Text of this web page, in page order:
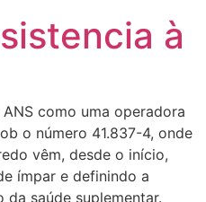
à
como uma operadora
o número 41.837-4, onde
vêm, desde o início,
ímpar e definindo a
saúde suplementar.